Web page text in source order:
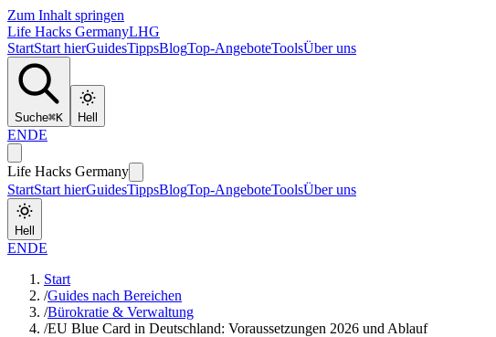
Zum Inhalt springen
Life Hacks GermanyLHG
StartStart hierGuidesTippsBlogTop-AngeboteToolsÜber uns
Suche⌘K Hell
ENDE
Life Hacks Germany
StartStart hierGuidesTippsBlogTop-AngeboteToolsÜber uns
Hell
ENDE
Start
/Guides nach Bereichen
/Bürokratie & Verwaltung
/EU Blue Card in Deutschland: Voraussetzungen 2026 und Ablauf